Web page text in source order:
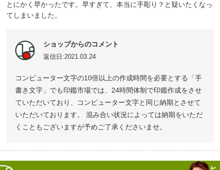
とにかく早かったです。早すぎて、本当に手彫り？と疑いたくなっ
てしまいました。
ショップからのコメント
返信日:2021.03.24
コンピューター文字の10倍以上の作成時間を必要とする「手
書き文字」でも印鑑市場では、24時間体制で印鑑作成をさせ
ていただいており、コンピューター文字と同じ納期とさせて
いただいております。 混み合い状況によっては納期をいただ
くこともございますが予めご了承くださいませ。